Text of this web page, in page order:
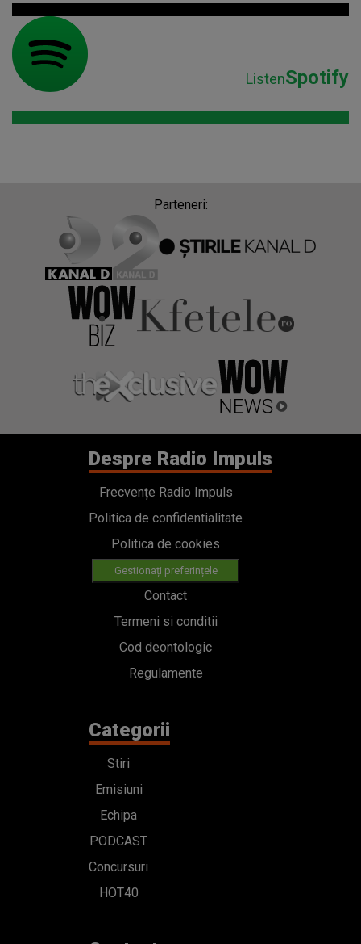
ListenSpotify
Parteneri:
Despre Radio Impuls
Frecvențe Radio Impuls
Politica de confidentialitate
Politica de cookies
Gestionați preferințele
Contact
Termeni si conditii
Cod deontologic
Regulamente
Categorii
Stiri
Emisiuni
Echipa
PODCAST
Concursuri
HOT40